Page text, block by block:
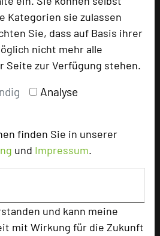
Kategorien sie zulassen
Sie, dass auf Basis ihrer
nicht mehr alle
Seite zur Verfügung stehen.
Analyse
finden Sie in unserer
und Impressum.
und kann meine
mit Wirkung für die Zukunft
hinzufügen